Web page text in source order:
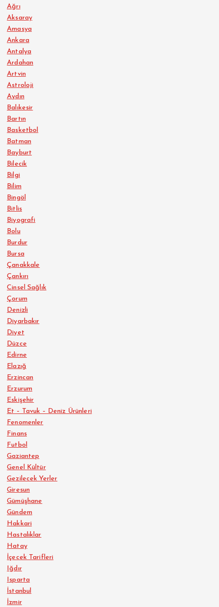
Ağrı
Aksaray
Amasya
Ankara
Antalya
Ardahan
Artvin
Astroloji
Aydın
Balıkesir
Bartın
Basketbol
Batman
Bayburt
Bilecik
Bilgi
Bilim
Bingöl
Bitlis
Biyografi
Bolu
Burdur
Bursa
Çanakkale
Çankırı
Cinsel Sağlık
Çorum
Denizli
Diyarbakır
Diyet
Düzce
Edirne
Elazığ
Erzincan
Erzurum
Eskişehir
Et – Tavuk – Deniz Ürünleri
Fenomenler
Finans
Futbol
Gaziantep
Genel Kültür
Gezilecek Yerler
Giresun
Gümüşhane
Gündem
Hakkari
Hastalıklar
Hatay
İçecek Tarifleri
Iğdır
Isparta
İstanbul
İzmir